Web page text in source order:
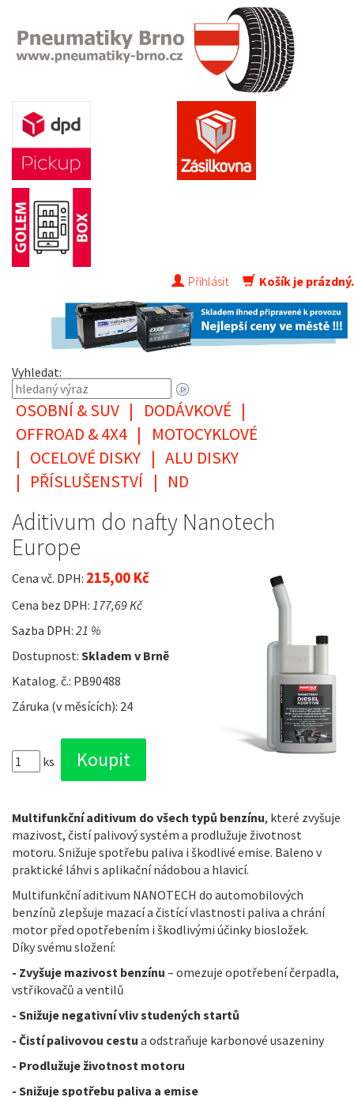
Přihlásit Košík je prázdný.
Vyhledat:
OSOBNÍ & SUV | DODÁVKOVÉ |
OFFROAD & 4X4 |
MOTOCYKLOVÉ
| OCELOVÉ DISKY | ALU DISKY
| PŘÍSLUŠENSTVÍ | ND
Aditivum do nafty Nanotech
Europe
Cena vč. DPH: 215,00 Kč
Cena bez DPH: 177,69 Kč
Sazba DPH: 21 %
Dostupnost: Skladem v Brně
Katalog. č.: PB90488
Záruka (v měsících): 24
ks
Multifunkční aditivum do všech typů benzínu, které zvyšuje
mazivost, čistí palivový systém a prodlužuje životnost
motoru. Snižuje spotřebu paliva i škodlivé emise. Baleno v
praktické láhvi s aplikační nádobou a hlavicí.
Multifunkční aditivum NANOTECH do automobilových
benzínů zlepšuje mazací a čistící vlastnosti paliva a chrání
motor před opotřebením i škodlivými účinky biosložek.
Díky svému složení:
- Zvyšuje mazivost benzínu – omezuje opotřebení čerpadla,
vstřikovačů a ventilů
- Snižuje negativní vliv studených startů
- Čistí palivovou cestu a odstraňuje karbonové usazeniny
- Prodlužuje životnost motoru
- Snižuje spotřebu paliva a emise